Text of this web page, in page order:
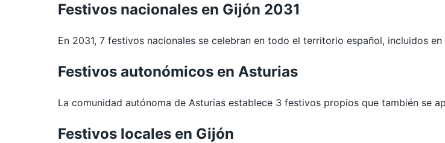
Festivos nacionales en Gijón 2031
En 2031, 7 festivos nacionales se celebran en todo el territorio español, incluidos
Festivos autonómicos en Asturias
La comunidad autónoma de Asturias establece 3 festivos propios que también se
Festivos locales en Gijón